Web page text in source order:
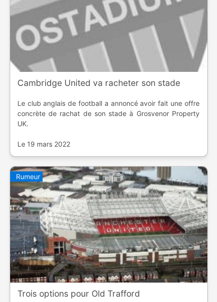
Cambridge United va racheter son stade
Le club anglais de football a annoncé avoir fait une offre
concrète de rachat de son stade à Grosvenor Property
UK.
Le 19 mars 2022
Rumeur
Trois options pour Old Trafford